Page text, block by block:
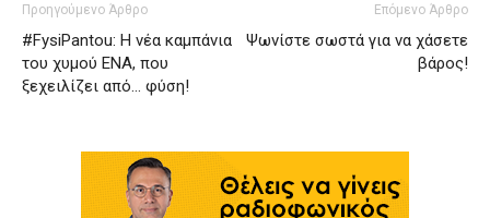
Προηγούμενο Άρθρο
#FysiPantou: Η νέα καμπάνια
του χυμού ΕΝΑ, που
ξεχειλίζει από… φύση!
Επόμενο Άρθρο
Ψωνίστε σωστά για να χάσετε
βάρος!